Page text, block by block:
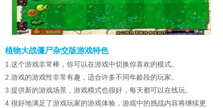
植物大战僵尸杂交版游戏特色
1.这个游戏非常棒，你可以在游戏中切换你喜欢的模式。
2.游戏的游戏性非常有趣，适合许多不同年龄段的玩家。
3.提供新的游戏场景，游戏模式也很好，每天都可以在线玩。
4.很好地满足了游戏玩家的游戏体验，游戏中的挑战内容将继续更